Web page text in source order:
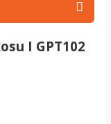
I GPT102